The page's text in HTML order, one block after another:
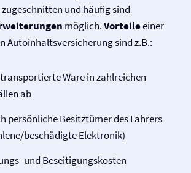
zugeschnitten und häufig sind
möglich.Vorteileeiner
Autoinhalts­versicherung sind z.B.:
Ware in zahlreichen
ab
persönliche Besitztümer des Fahrers
beschädigte Elektronik)
und Beseitigungskosten